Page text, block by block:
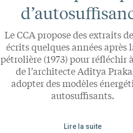
Le CCA propose des extraits
écrits quelques années après
pétrolière (1973) pour réfléchir
de l’architecte Aditya
adopter des modèles
autosuffisants.
Lire la suite